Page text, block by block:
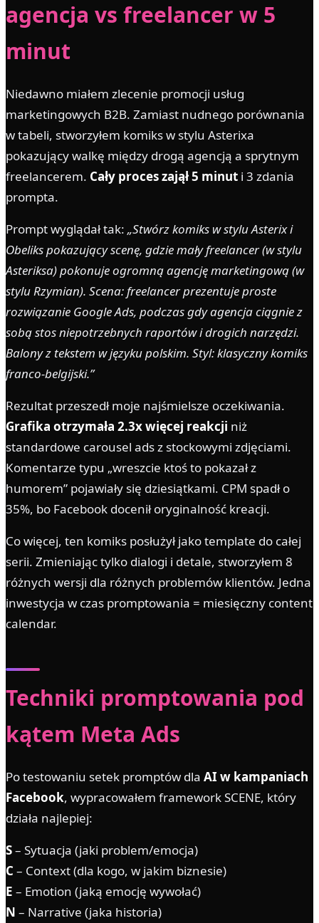
agencja vs freelancer w 5
minut
Niedawno miałem zlecenie promocji usług
marketingowych B2B. Zamiast nudnego porównania
w tabeli, stworzyłem komiks w stylu Asterixa
pokazujący walkę między drogą agencją a sprytnym
freelancerem. Cały proces zajął 5 minut i 3 zdania
prompta.
Prompt wyglądał tak: „Stwórz komiks w stylu Asterix i
Obeliks pokazujący scenę, gdzie mały freelancer (w stylu
Asteriksa) pokonuje ogromną agencję marketingową (w
stylu Rzymian). Scena: freelancer prezentuje proste
rozwiązanie Google Ads, podczas gdy agencja ciągnie z
sobą stos niepotrzebnych raportów i drogich narzędzi.
Balony z tekstem w języku polskim. Styl: klasyczny komiks
franco-belgijski.”
Rezultat przeszedł moje najśmielsze oczekiwania.
Grafika otrzymała 2.3x więcej reakcji niż
standardowe carousel ads z stockowymi zdjęciami.
Komentarze typu „wreszcie ktoś to pokazał z
humorem” pojawiały się dziesiątkami. CPM spadł o
35%, bo Facebook docenił oryginalność kreacji.
Co więcej, ten komiks posłużył jako template do całej
serii. Zmieniając tylko dialogi i detale, stworzyłem 8
różnych wersji dla różnych problemów klientów. Jedna
inwestycja w czas promptowania = miesięczny content
calendar.
Techniki promptowania pod
kątem Meta Ads
Po testowaniu setek promptów dla AI w kampaniach
Facebook, wypracowałem framework SCENE, który
działa najlepiej:
S– Sytuacja (jaki problem/emocja)
C – Context (dla kogo, w jakim biznesie)
E – Emotion (jaką emocję wywołać)
N – Narrative (jaka historia)